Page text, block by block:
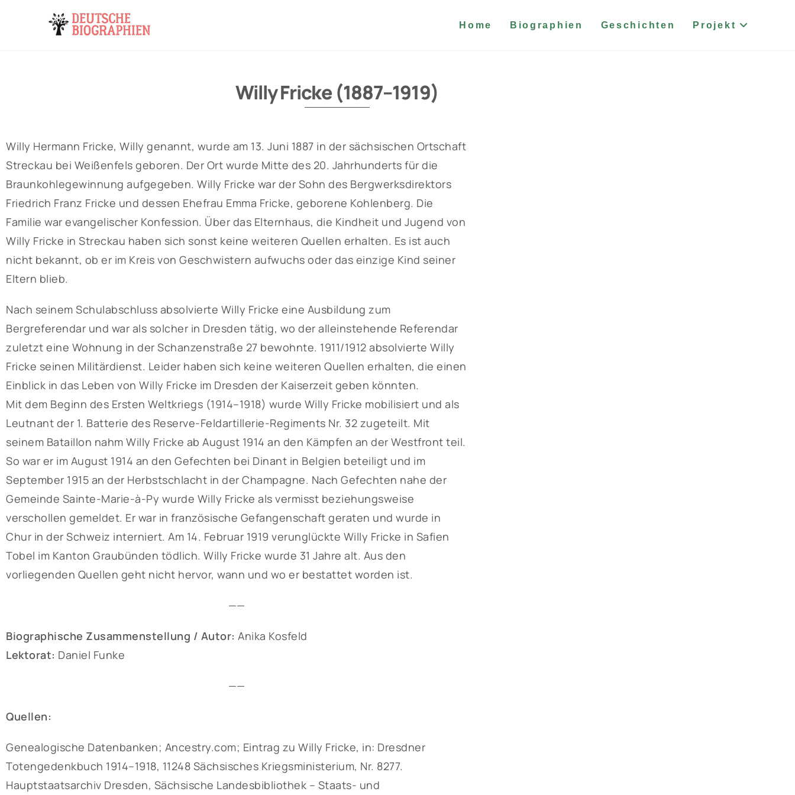
Home Biographien Geschichten Projekt
Willy Fricke (1887–1919)
Willy Hermann Fricke, Willy genannt, wurde am 13. Juni 1887 in der sächsischen Ortschaft
Streckau bei Weißenfels geboren. Der Ort wurde Mitte des 20. Jahrhunderts für die
Braunkohlegewinnung aufgegeben. Willy Fricke war der Sohn des Bergwerksdirektors
Friedrich Franz Fricke und dessen Ehefrau Emma Fricke, geborene Kohlenberg. Die
Familie war evangelischer Konfession. Über das Elternhaus, die Kindheit und Jugend von
Willy Fricke in Streckau haben sich sonst keine weiteren Quellen erhalten. Es ist auch
nicht bekannt, ob er im Kreis von Geschwistern aufwuchs oder das einzige Kind seiner
Eltern blieb.
Nach seinem Schulabschluss absolvierte Willy Fricke eine Ausbildung zum
Bergreferendar und war als solcher in Dresden tätig, wo der alleinstehende Referendar
zuletzt eine Wohnung in der Schanzenstraße 27 bewohnte. 1911/1912 absolvierte Willy
Fricke seinen Militärdienst. Leider haben sich keine weiteren Quellen erhalten, die einen
Einblick in das Leben von Willy Fricke im Dresden der Kaiserzeit geben könnten.
Mit dem Beginn des Ersten Weltkriegs (1914–1918) wurde Willy Fricke mobilisiert und als
Leutnant der 1. Batterie des Reserve-Feldartillerie-Regiments Nr. 32 zugeteilt. Mit
seinem Bataillon nahm Willy Fricke ab August 1914 an den Kämpfen an der Westfront teil.
So war er im August 1914 an den Gefechten bei Dinant in Belgien beteiligt und im
September 1915 an der Herbstschlacht in der Champagne. Nach Gefechten nahe der
Gemeinde Sainte-Marie-à-Py wurde Willy Fricke als vermisst beziehungsweise
verschollen gemeldet. Er war in französische Gefangenschaft geraten und wurde in
Chur in der Schweiz interniert. Am 14. Februar 1919 verunglückte Willy Fricke in Safien
Tobel im Kanton Graubünden tödlich. Willy Fricke wurde 31 Jahre alt. Aus den
vorliegenden Quellen geht nicht hervor, wann und wo er bestattet worden ist.
——
Biographische Zusammenstellung / Autor: Anika Kosfeld
Lektorat: Daniel Funke
——
Quellen:
Genealogische Datenbanken; Ancestry.com; Eintrag zu Willy Fricke, in: Dresdner
Totengedenkbuch 1914–1918, 11248 Sächsisches Kriegsministerium, Nr. 8277.
Hauptstaatsarchiv Dresden, Sächsische Landesbibliothek – Staats- und